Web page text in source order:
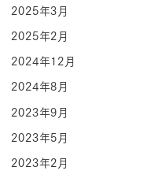
2025年3月
2025年2月
2024年12月
2024年8月
2023年9月
2023年5月
2023年2月